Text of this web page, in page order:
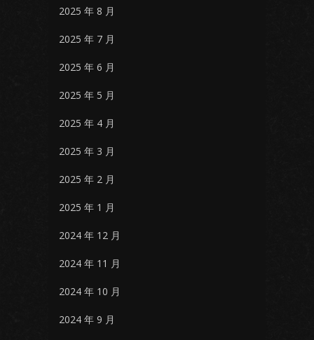
2025 年 8 月
2025 年 7 月
2025 年 6 月
2025 年 5 月
2025 年 4 月
2025 年 3 月
2025 年 2 月
2025 年 1 月
2024 年 12 月
2024 年 11 月
2024 年 10 月
2024 年 9 月